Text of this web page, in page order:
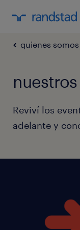
quienes somos
Reviví los
adelante y